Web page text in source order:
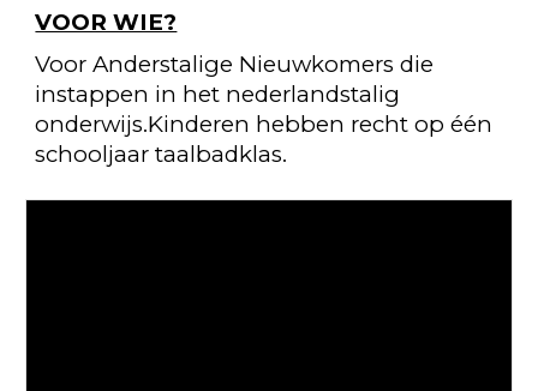
VOOR WIE?
Voor Anderstalige Nieuwkomers die
instappen in het nederlandstalig
onderwijs.Kinderen hebben recht op één
schooljaar taalbadklas.